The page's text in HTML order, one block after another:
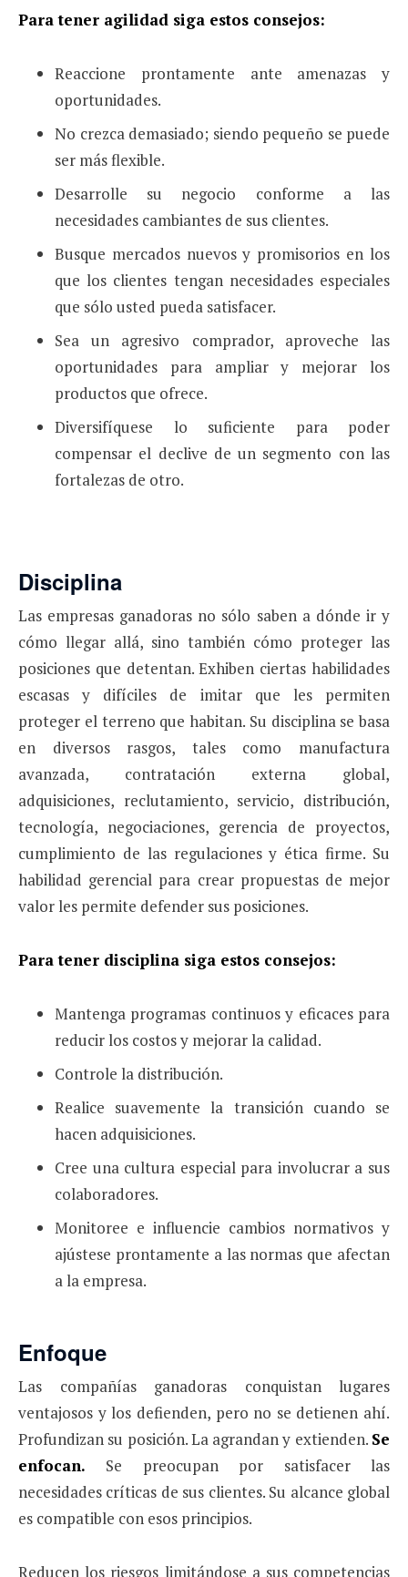
Para tener agilidad siga estos consejos:
Reaccione prontamente ante amenazas y
oportunidades.
No crezca demasiado; siendo pequeño se puede
ser más flexible.
Desarrolle su negocio conforme a las
necesidades cambiantes de sus clientes.
Busque mercados nuevos y promisorios en los
que los clientes tengan necesidades especiales
que sólo usted pueda satisfacer.
Sea un agresivo comprador, aproveche las
oportunidades para ampliar y mejorar los
productos que ofrece.
Diversifíquese lo suficiente para poder
compensar el declive de un segmento con las
fortalezas de otro.
Disciplina
Las empresas ganadoras no sólo saben a dónde ir y
cómo llegar allá, sino también cómo proteger las
posiciones que detentan. Exhiben ciertas habilidades
escasas y difíciles de imitar que les permiten
proteger el terreno que habitan. Su disciplina se basa
en diversos rasgos, tales como manufactura
avanzada, contratación externa global,
adquisiciones, reclutamiento, servicio, dis­tribución,
tecnología, negociaciones, gerencia de proyectos,
cumplimiento de las regulaciones y ética firme. Su
habilidad gerencial para crear propuestas de mejor
valor les permite defender sus posiciones.
Para tener disciplina siga estos consejos:
Mantenga programas continuos y eficaces para
reducir los costos y mejorar la calidad.
Controle la distribución.
Realice suavemente la transición cuando se
hacen adquisiciones.
Cree una cultura especial para involucrar a sus
colaboradores.
Monitoree e influencie cambios normativos y
ajústese prontamente a las normas que afectan
a la empresa.
Enfoque
Las compañías ganadoras conquistan lugares
ventajosos y los defienden, pero no se detienen ahí.
Profundizan su posición. La agrandan y extienden. Se
enfocan.
Se preocupan por satisfacer las
necesidades críticas de sus clientes. Su alcance global
es compatible con esos principios.
Reducen los riesgos limitándose a sus com­petencias